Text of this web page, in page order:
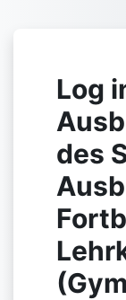
Log
des